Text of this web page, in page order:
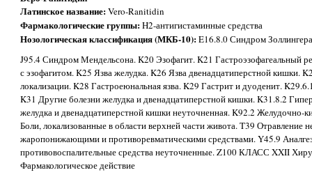
Латинское название:Vero-Ranitidin
Фармакологические группы:H2-антигистаминные средства
Нозологическая классификация (МКБ-10):E16.8.0 Синдром
J95.4 Синдром Мендельсона. K20 Эзофагит. K21 Гастроэзофагеальный
с эзофагитом. K25 Язва желудка. K26 Язва двенадцатиперстной кишки.
локализации. K28 Гастроеюнальная язва. K29 Гастрит и дуоденит.
K31 Другие болезни желудка и двенадцатиперстной кишки. K31.8.2
желудка и двенадцатиперстной кишки неуточненная. K92.2 Желудочно-
Боли, локализованные в области верхней части живота. T39
жаропонижающими и противоревматическими средствами. Y45.9
противовоспалительные средства неуточненные. Z100 КЛАСС XXII
Фармакологическое действие